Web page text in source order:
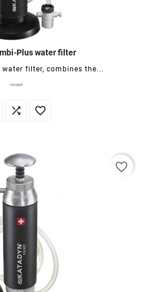
Plus water filter
filter, combines the...
 
favorite_border